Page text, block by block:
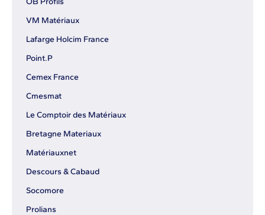
VM Matériaux
Lafarge Holcim France
Point.P
Cemex France
Cmesmat
Le Comptoir des Matériaux
Bretagne Materiaux
Matériauxnet
Descours & Cabaud
Socomore
Prolians